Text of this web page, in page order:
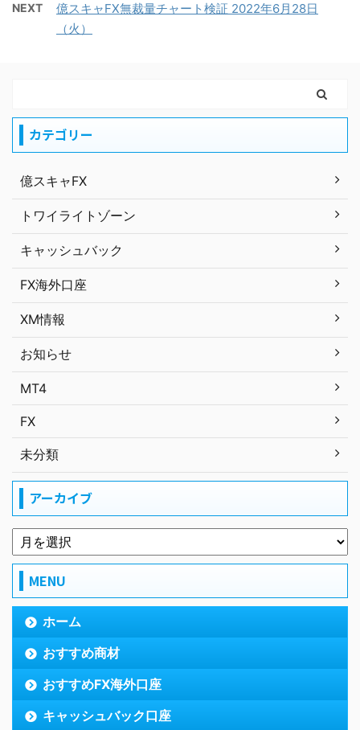
NEXT
億スキャFX無裁量チャート検証 2022年6月28日
（火）
カテゴリー
億スキャFX
トワイライトゾーン
キャッシュバック
FX海外口座
XM情報
お知らせ
MT4
FX
未分類
アーカイブ
MENU
ホーム
おすすめ商材
おすすめFX海外口座
キャッシュバック口座